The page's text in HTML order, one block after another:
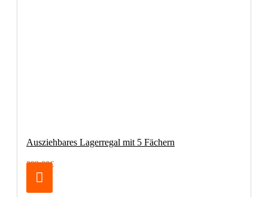
Ausziehbares Lagerregal mit 5 Fächern
289,00€